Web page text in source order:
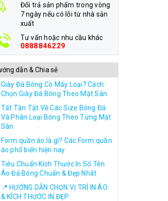
Đổi trả sản phẩm trong vòng
7 ngày nếu có lỗi từ nhà sản
xuất
Tư vấn hoặc nhu cầu khác
0888846229
dẫn & Chia sẻ
Giày Đá Bóng Có Mấy Loại? Cách
Chọn Giày Đá Bóng Theo Mặt Sân
Tất Tần Tật Về Các Size Bóng Đá
Và Phân Loại Bóng Theo Từng Mặt
Sân
Form quần áo là gì? Các Form quần
áo phổ biến hiện nay
Tiêu Chuẩn Kích Thước In Số Tên
Áo Đá Bóng Chuẩn & Đẹp Nhất
📍 HƯỚNG DẪN CHỌN VỊ TRÍ IN ÁO
& KÍCH THƯỚC IN ĐẸP